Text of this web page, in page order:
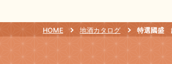
HOME 地酒カタログ